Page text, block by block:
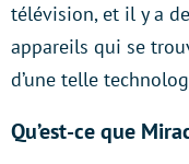
télévision, et il y a
appareils qui se
d’une telle
Qu’est-ce que